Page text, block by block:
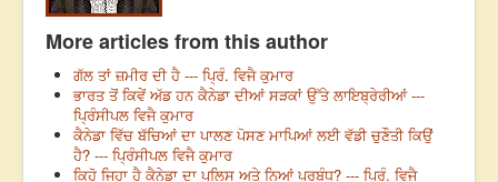
More articles from this author
ਗੱਲ ਤਾਂ ਜ਼ਮੀਰ ਦੀ ਹੈ --- ਪ੍ਰਿੰ. ਵਿਜੈ ਕੁਮਾਰ
ਭਾਰਤ ਤੋਂ ਕਿਵੇਂ ਅੱਡ ਹਨ ਕੈਨੇਡਾ ਦੀਆਂ ਸੜਕਾਂ ਉੱਤੇ ਲਾਇਬ੍ਰੇਰੀਆਂ ---
ਪ੍ਰਿੰਸੀਪਲ ਵਿਜੈ ਕੁਮਾਰ
ਕੈਨੇਡਾ ਵਿੱਚ ਬੱਚਿਆਂ ਦਾ ਪਾਲਣ ਪੋਸਣ ਮਾਪਿਆਂ ਲਈ ਵੱਡੀ ਚੁਣੌਤੀ ਕਿਉਂ
ਹੈ? --- ਪ੍ਰਿੰਸੀਪਲ ਵਿਜੈ ਕੁਮਾਰ
ਕਿਹੋ ਜਿਹਾ ਹੈ ਕੈਨੇਡਾ ਦਾ ਪੁਲਿਸ ਅਤੇ ਨਿਆਂ ਪ੍ਰਬੰਧ? --- ਪ੍ਰਿੰ. ਵਿਜੈ